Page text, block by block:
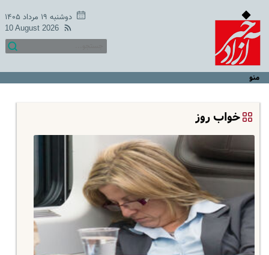
دوشنبه ۱۹ مرداد ۱۴۰۵
10 August 2026
منو
خواب روز